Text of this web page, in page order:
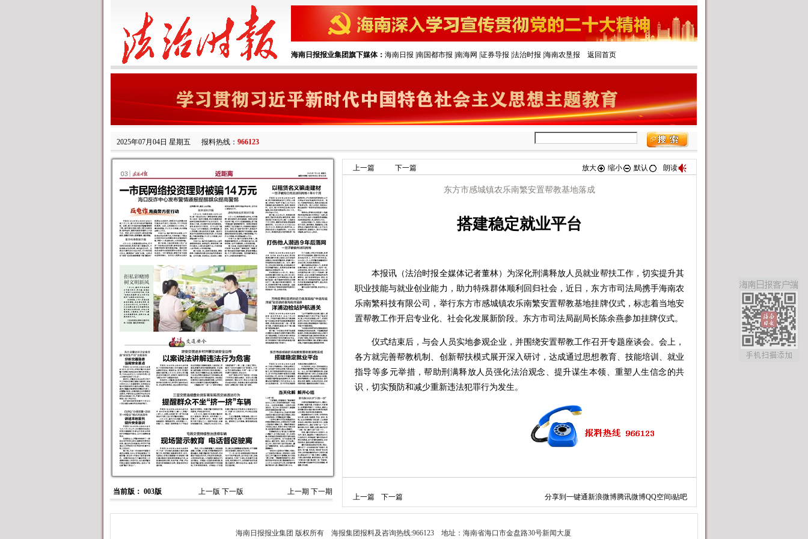
海南日报报业集团旗下媒体： 海南日报 南国都市报 南海网 证券导报 法治时报 海南农垦报 返回首页
2025年07月04日 星期五 报料热线： 966123
当前版： 003版 上一版 下一版 上一期 下一期
上一篇 下一篇 放大 缩小 默认 朗读
东方市感城镇农乐南繁安置帮教基地落成
搭建稳定就业平台
本报讯（法治时报全媒体记者董林）为深化刑满释放人员就业帮扶工作，切实提升其
职业技能与就业创业能力，助力特殊群体顺利回归社会，近日，东方市司法局携手海南农
乐南繁科技有限公司，举行东方市感城镇农乐南繁安置帮教基地挂牌仪式，标志着当地安
置帮教工作开启专业化、社会化发展新阶段。东方市司法局副局长陈余燕参加挂牌仪式。
仪式结束后，与会人员实地参观企业，并围绕安置帮教工作召开专题座谈会。会上，
各方就完善帮教机制、创新帮扶模式展开深入研讨，达成通过思想教育、技能培训、就业
指导等多元举措，帮助刑满释放人员强化法治观念、提升谋生本领、重塑人生信念的共
识，切实预防和减少重新违法犯罪行为发生。
上一篇 下一篇 分享到 一键通新浪微博腾讯微博QQ空间i贴吧